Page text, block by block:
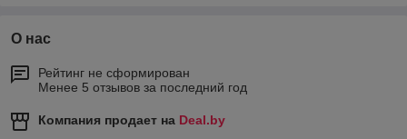
О нас
Рейтинг не сформирован
Менее 5 отзывов за последний год
Компания продает на Deal.by